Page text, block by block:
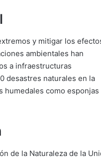
y mitigar los
ambientales han
a infraestructuras
desastres naturales en la
humedales como esponjas
de la Naturaleza de la